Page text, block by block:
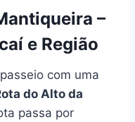
–
e Região
com uma
do Alto da
passa por